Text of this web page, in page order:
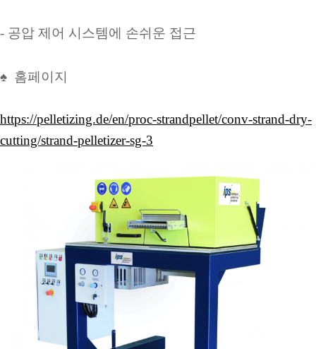
- 공압 제어 시스템에 손쉬운 접근
♠ 홈페이지
https://pelletizing.de/en/proc-strandpellet/conv-strand-dry-
cutting/strand-pelletizer-sg-3